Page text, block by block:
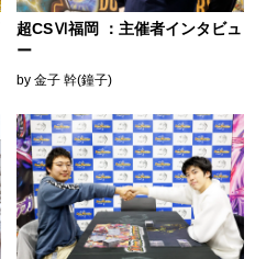
超CSⅥ福岡 ：主催者インタビュ
ー
by 金子 幹(鐘子)